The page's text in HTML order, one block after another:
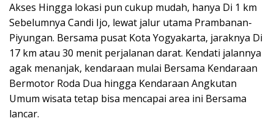
Akses Hingga lokasi pun cukup mudah, hanya Di 1 km
Sebelumnya Candi Ijo, lewat jalur utama Prambanan-
Piyungan. Bersama pusat Kota Yogyakarta, jaraknya Di
17 km atau 30 menit perjalanan darat. Kendati jalannya
agak menanjak, kendaraan mulai Bersama Kendaraan
Bermotor Roda Dua hingga Kendaraan Angkutan
Umum wisata tetap bisa mencapai area ini Bersama
lancar.